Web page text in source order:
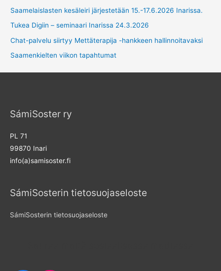
Saamelaislasten kesäleiri järjestetään 15.-17.6.2026 Inarissa.
Tukea Digiin – seminaari Inarissa 24.3.2026
Chat-palvelu siirtyy Mettäterapija -hankkeen hallinnoitavaksi
Saamenkielten viikon tapahtumat
SámiSoster ry
PL 71
99870 Inari
info(a)samisoster.fi
SámiSosterin tietosuojaseloste
SámiSosterin tietosuojaseloste